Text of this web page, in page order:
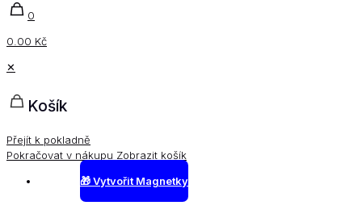
0
0.00 Kč
✕
Košík
Přejít k pokladně
Pokračovat v nákupu Zobrazit košík
🎁 Vytvořit Magnetky